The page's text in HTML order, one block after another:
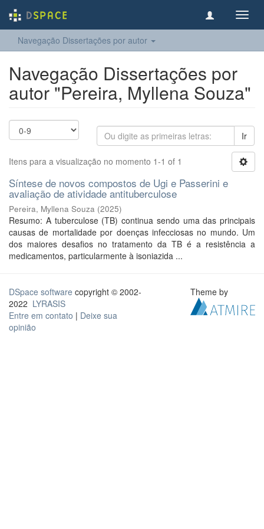
Navegação Dissertações por autor
Navegação Dissertações por
autor "Pereira, Myllena Souza"
Ir
Itens para a visualização no momento 1-1 of 1
Síntese de novos compostos de Ugi e Passerini e
avaliação de atividade antituberculose
Pereira, Myllena Souza (2025)
Resumo: A tuberculose (TB) continua sendo uma das principais
causas de mortalidade por doenças infecciosas no mundo. Um
dos maiores desafios no tratamento da TB é a resistência a
medicamentos, particularmente à isoniazida ...
DSpace software copyright © 2002-
2022 LYRASIS
Entre em contato | Deixe sua
opinião
Theme by